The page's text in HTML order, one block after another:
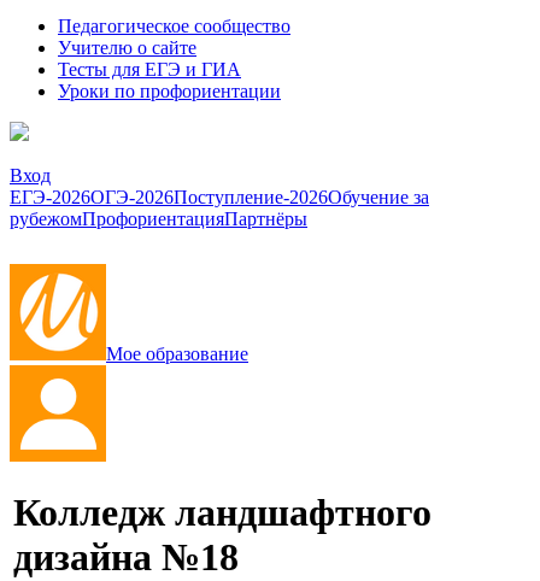
Педагогическое сообщество
Учителю о сайте
Тесты для ЕГЭ и ГИА
Уроки по профориентации
Вход
ЕГЭ-2026ОГЭ-2026Поступление-2026Обучение за
рубежомПрофориентацияПартнёры
Мое образование
Колледж ландшафтного
дизайна №18